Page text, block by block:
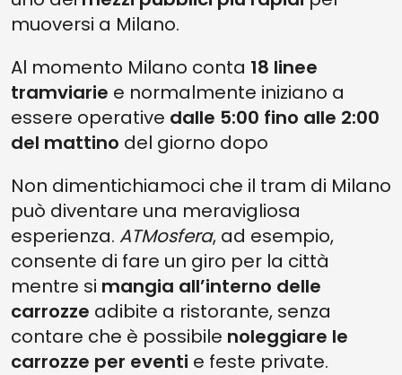
muoversi a Milano.
Al momento Milano conta 18 linee
tramviarie e normalmente iniziano a
essere operative dalle 5:00 fino alle 2:00
del mattino del giorno dopo
Non dimentichiamoci che il tram di Milano
può diventare una meravigliosa
esperienza. ATMosfera, ad esempio,
consente di fare un giro per la città
mentre si mangia all’interno delle
carrozze adibite a ristorante, senza
contare che è possibile noleggiare le
carrozze per eventi e feste private.